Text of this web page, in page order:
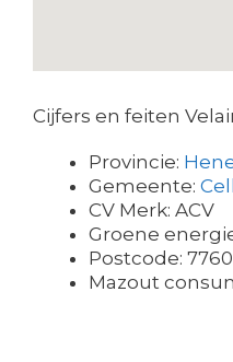
Cijfers en feiten
Provincie:
Gemeente:
CV Merk: ACV
Groene
Postcode: 7760
Mazout